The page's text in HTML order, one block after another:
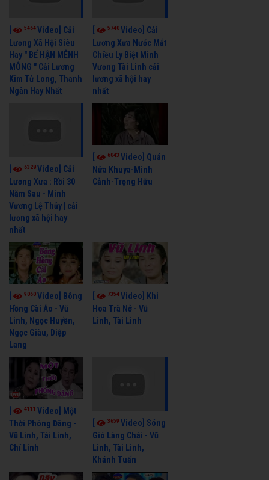
5464Video] Cải
Lương Xã Hội Siêu
Hay " BỂ HẬN MÊNH
MÔNG " Cải Lương
Kim Tử Long, Thanh
Ngân Hay Nhất
5740Video] Cải
Lương Xưa Nước Mắt
Chiều Ly Biệt Minh
Vương Tài Linh cải
lương xã hội hay
nhất
6328Video] Cải
Lương Xưa : Rồi 30
Năm Sau - Minh
Vương Lệ Thủy | cải
lương xã hội hay
nhất
6043Video] Quán
Nửa Khuya-Minh
Cảnh-Trọng Hữu
9060Video] Bông
Hồng Cài Áo - Vũ
Linh, Ngọc Huyền,
Ngọc Giàu, Diệp
Lang
7354Video] Khi
Hoa Trà Nở - Vũ
Linh, Tài Linh
4111 Video] Một
Thời Phóng Đãng -
Vũ Linh, Tài Linh,
Chí Linh
3659Video] Sóng
Gió Làng Chài - Vũ
Linh, Tài Linh,
Khánh Tuấn